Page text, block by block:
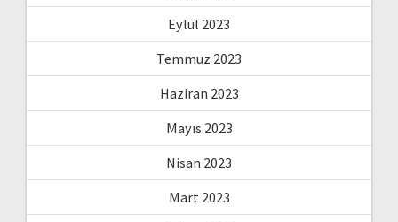
Eylül 2023
Temmuz 2023
Haziran 2023
Mayıs 2023
Nisan 2023
Mart 2023